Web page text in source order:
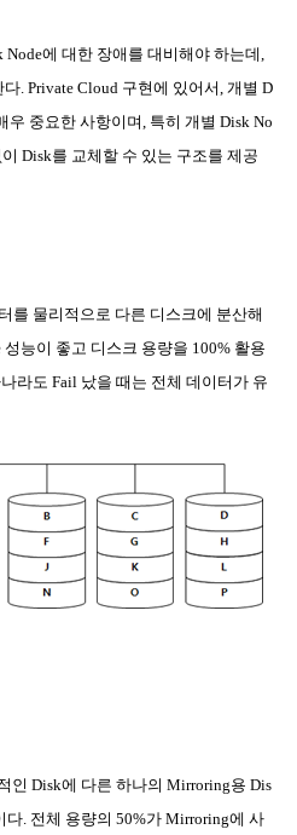
Node에 대한 장애를 대비해야 하는데
다 . Private Cloud 구현에 있어서 개별 D
우 중요한 사항이며 특히 개별 Disk No
Disk를 교체할 수 있는 구조를 제공
를 물리적으로 다른 디스크에 분산해
성능이 좋고 디스크 용량을 100% 활용
라도 Fail 났을 때는 전체 데이터가 유
인 Disk에 다른 하나의 Mirroring용 Dis
다 전체 용량의 50%가 Mirroring에 사